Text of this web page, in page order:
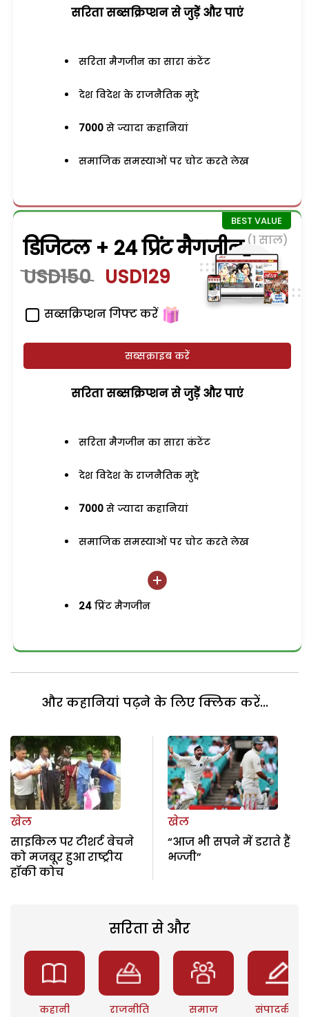
सरिता सब्सक्रिप्शन से जुड़ेें और पाएं
सरिता मैगजीन का सारा कंटेंट
देश विदेश के राजनैतिक मुद्दे
7000 से ज्यादा कहानियां
समाजिक समस्याओं पर चोट करते लेख
डिजिटल + 24 प्रिंट मैगजीन (1 साल)
USD150 USD129
सब्सक्रिप्शन गिफ्ट करें
सब्सक्राइब करें
सरिता सब्सक्रिप्शन से जुड़ेें और पाएं
सरिता मैगजीन का सारा कंटेंट
देश विदेश के राजनैतिक मुद्दे
7000 से ज्यादा कहानियां
समाजिक समस्याओं पर चोट करते लेख
24 प्रिंट मैगजीन
और कहानियां पढ़ने के लिए क्लिक करें...
खेल
साइकिल पर टीशर्ट बेचने
को मजबूर हुआ राष्ट्रीय
हॉकी कोच
खेल
“आज भी सपने में डराते हैं
भज्जी”
सरिता से और
कहानी राजनीति समाज संपादकीय